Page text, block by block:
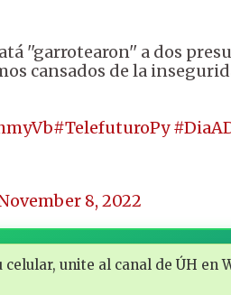
''garrotearon'' a dos
cansados de la
#TelefuturoPy
8, 2022
unite al canal de ÚH en